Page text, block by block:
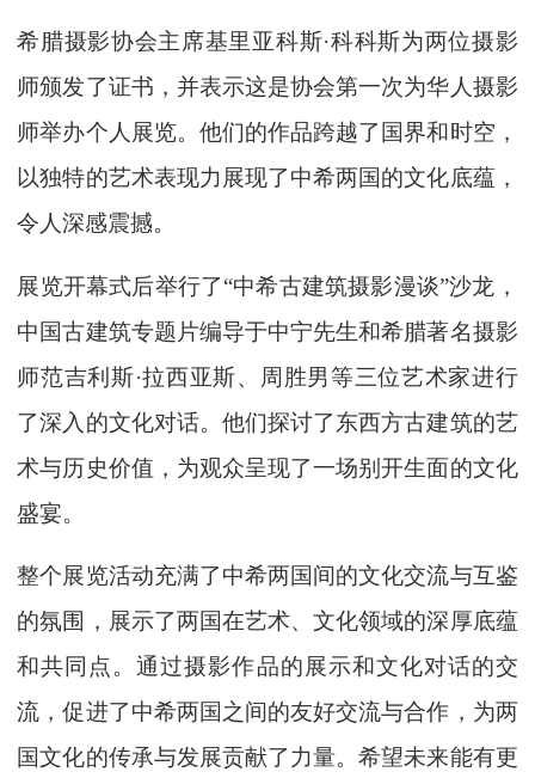
希腊摄影协会主席基里亚科斯·科科斯为两位摄影
师颁发了证书，并表示这是协会第一次为华人摄影
师举办个人展览。他们的作品跨越了国界和时空，
以独特的艺术表现力展现了中希两国的文化底蕴，
令人深感震撼。
展览开幕式后举行了“中希古建筑摄影漫谈”沙龙，
中国古建筑专题片编导于中宁先生和希腊著名摄影
师范吉利斯·拉西亚斯、周胜男等三位艺术家进行
了深入的文化对话。他们探讨了东西方古建筑的艺
术与历史价值，为观众呈现了一场别开生面的文化
盛宴。
整个展览活动充满了中希两国间的文化交流与互鉴
的氛围，展示了两国在艺术、文化领域的深厚底蕴
和共同点。通过摄影作品的展示和文化对话的交
流，促进了中希两国之间的友好交流与合作，为两
国文化的传承与发展贡献了力量。希望未来能有更